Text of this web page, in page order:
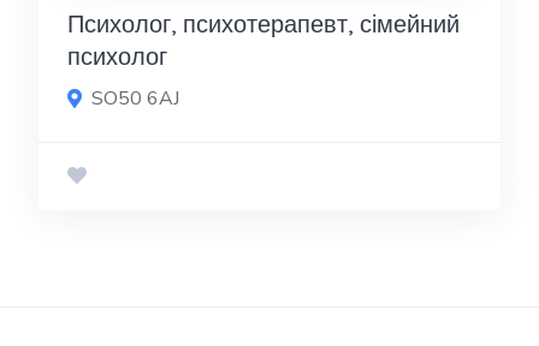
Психолог, психотерапевт, сімейний
психолог
SO50 6AJ